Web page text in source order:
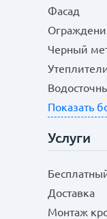
Фасад
Черный
Показать
Услуги
Доставка
Монтаж